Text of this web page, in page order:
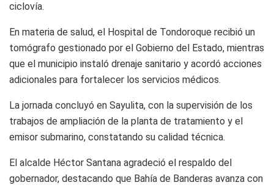
ciclovía.
En materia de salud, el Hospital de Tondoroque recibió un
tomógrafo gestionado por el Gobierno del Estado, mientras
que el municipio instaló drenaje sanitario y acordó acciones
adicionales para fortalecer los servicios médicos.
La jornada concluyó en Sayulita, con la supervisión de los
trabajos de ampliación de la planta de tratamiento y el
emisor submarino, constatando su calidad técnica.
El alcalde Héctor Santana agradeció el respaldo del
gobernador, destacando que Bahía de Banderas avanza con